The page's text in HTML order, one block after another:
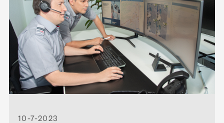
10-7-2023